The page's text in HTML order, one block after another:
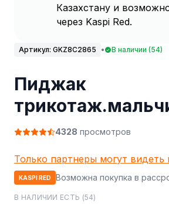
Казахстану и
через Kaspi Red.
Артикул: GKZ8C2865 • В наличии (54)
Пиджак
4328 просмотров
Только партнеры могут видеть
KASPI RED Возможна покупка в
В НАЛИЧИИ ЕСТЬ (54)